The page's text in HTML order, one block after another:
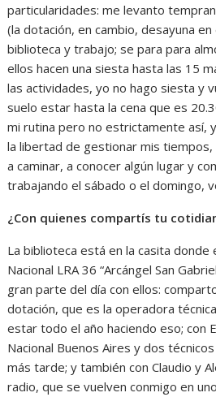
particularidades: me levanto
(la dotación, en cambio, desayuna en
biblioteca y trabajo; se para para
ellos hacen una siesta hasta las 15
las actividades, yo no hago siesta y
suelo estar hasta la cena que es
mi rutina pero no estrictamente así,
la libertad de gestionar mis tiempos,
a caminar, a conocer algún lugar y
trabajando el sábado o el domingo,
¿Con quienes compartís tu
La biblioteca está en la casita donde
Nacional LRA 36 “Arcángel San
gran parte del día con ellos:
dotación, que es la operadora
estar todo el año haciendo eso; con
Nacional Buenos Aires y dos
más tarde; y también con Claudio y
radio, que se vuelven conmigo en